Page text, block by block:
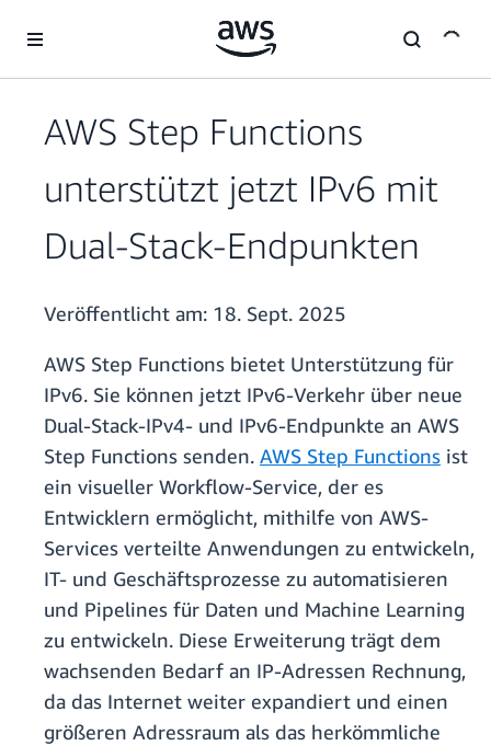
Überspringen zum Hauptinhalt
AWS Step Functions
unterstützt jetzt IPv6 mit
Dual-Stack-Endpunkten
Veröffentlicht am: 18. Sept. 2025
AWS Step Functions bietet Unterstützung für
IPv6. Sie können jetzt IPv6-Verkehr über neue
Dual-Stack-IPv4- und IPv6-Endpunkte an AWS
Step Functions senden. AWS Step Functions ist
ein visueller Workflow-Service, der es
Entwicklern ermöglicht, mithilfe von AWS-
Services verteilte Anwendungen zu entwickeln,
IT- und Geschäftsprozesse zu automatisieren
und Pipelines für Daten und Machine Learning
zu entwickeln. Diese Erweiterung trägt dem
wachsenden Bedarf an IP-Adressen Rechnung,
da das Internet weiter expandiert und einen
größeren Adressraum als das herkömmliche